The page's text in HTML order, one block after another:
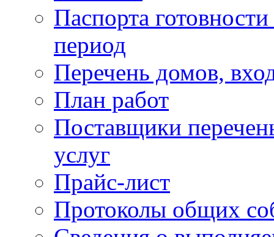
Паспорта
период
Перечень домов,
План работ
Поставщики
услуг
Прайс-лист
Протоколы общих